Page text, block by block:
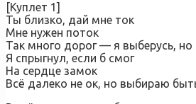
[Куплет 1]
Ты близко, дай мне ток
Мне нужен поток
Так много дорог — я выберусь,
Я спрыгнул, если б смог
На сердце замок
Всё далеко не ок, но выбираю